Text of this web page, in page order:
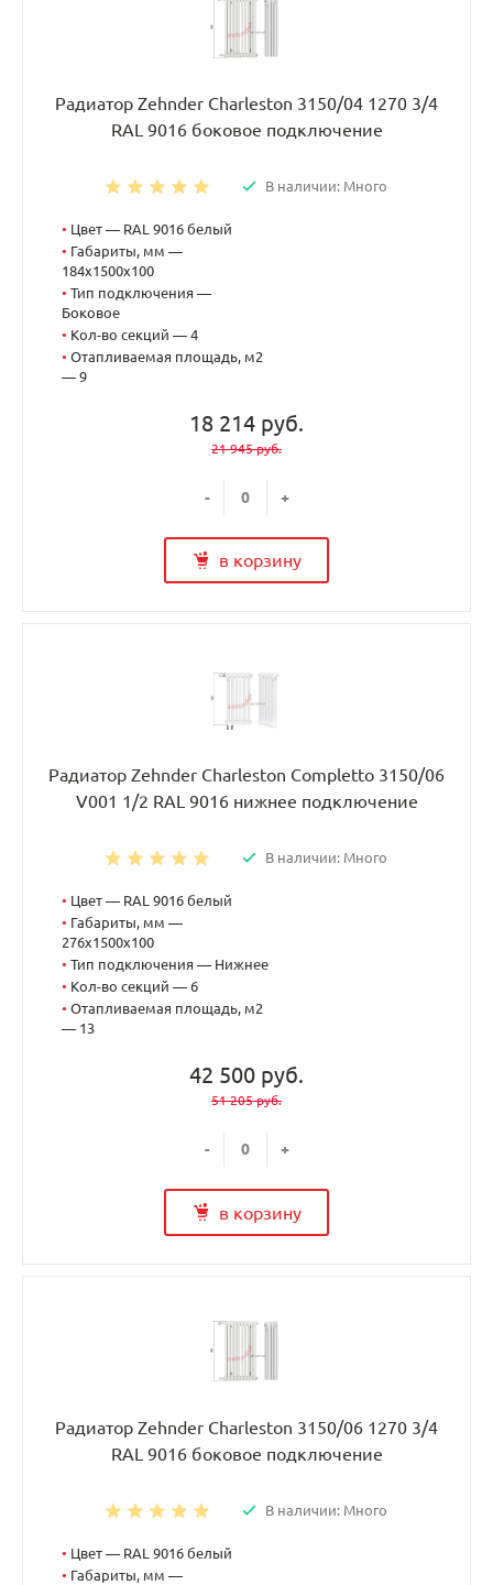
Радиатор Zehnder Charleston 3150/04 1270 3/4
RAL 9016 боковое подключение
В наличии: Много
• Цвет — RAL 9016 белый
• Габариты, мм —
184x1500x100
• Тип подключения —
Боковое
• Кол-во секций — 4
• Отапливаемая площадь, м2
— 9
18 214 руб.
21 945 руб.
- +
в корзину
Радиатор Zehnder Charleston Completto 3150/06
V001 1/2 RAL 9016 нижнее подключение
В наличии: Много
• Цвет — RAL 9016 белый
• Габариты, мм —
276x1500x100
• Тип подключения — Нижнее
• Кол-во секций — 6
• Отапливаемая площадь, м2
— 13
42 500 руб.
51 205 руб.
- +
в корзину
Радиатор Zehnder Charleston 3150/06 1270 3/4
RAL 9016 боковое подключение
В наличии: Много
• Цвет — RAL 9016 белый
• Габариты, мм —